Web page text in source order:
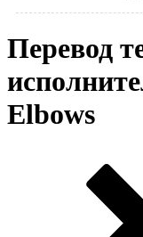
Перевод
Elbows